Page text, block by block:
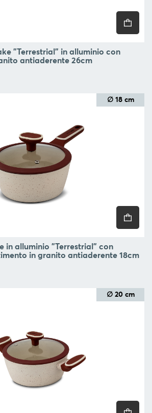
"Terrestrial" in alluminio con
antiaderente 26cm
∅ 18 cm
in alluminio "Terrestrial" con
in granito antiaderente 18cm
∅ 20 cm